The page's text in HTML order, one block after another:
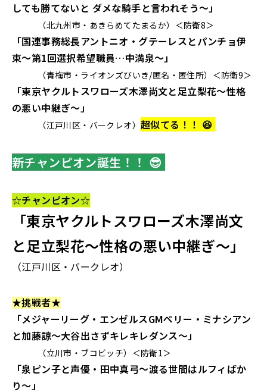
しても勝てないと ダメな騎手と言われそう～」
（北九州市・あきらめてたまるか）＜防衛8＞
「国連事務総長アントニオ・グテーレスとパンチョ伊
東～第1回選択希望職員…中満泉～」
（青梅市・ライオンズびいき/匿名・匿住所）＜防衛9＞
「東京ヤクルトスワローズ木澤尚文と足立梨花～性格
の悪い中継ぎ～」
（江戸川区・バークレオ） 超似てる！！ 😆
新チャンピオン誕生！！ 😎
☆チャンピオン☆
「東京ヤクルトスワローズ木澤尚文
と足立梨花～性格の悪い中継ぎ～」
（江戸川区・バークレオ）
★挑戦者★
「メジャーリーグ・エンゼルスGMペリー・ミナシアン
と加藤諒～大谷出さずキレキレダンス～」
（立川市・ブコビッチ）＜防衛1＞
「泉ピン子と声優・田中真弓～渡る世間はルフィばか
り～」